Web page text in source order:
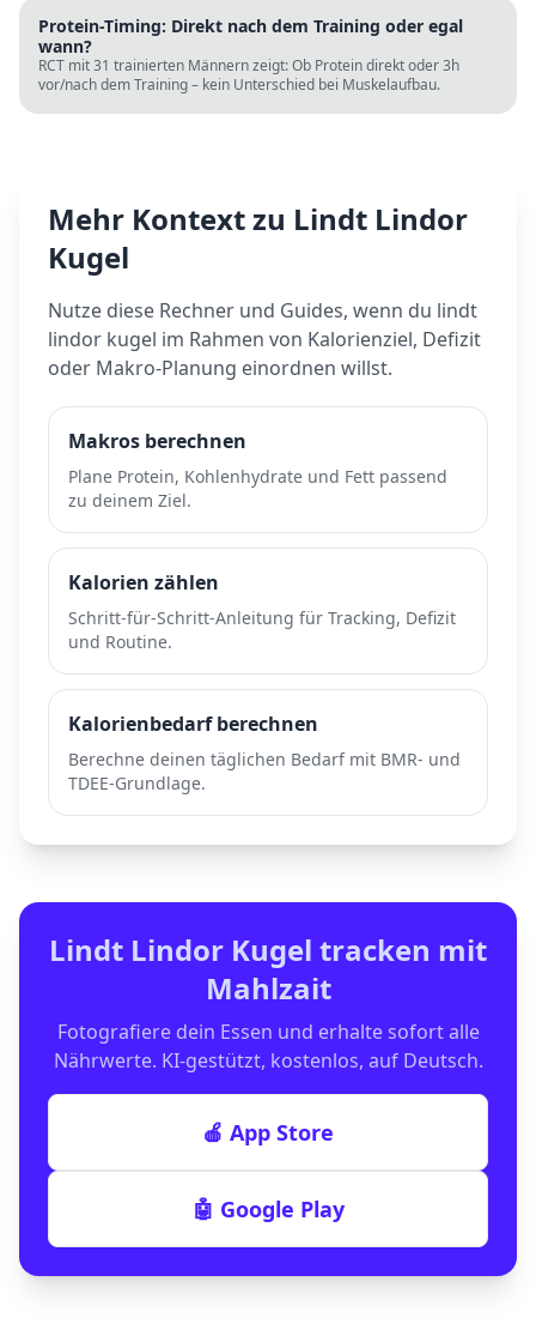
Protein-Timing: Direkt nach dem Training oder egal
wann?
RCT mit 31 trainierten Männern zeigt: Ob Protein direkt oder 3h
vor/nach dem Training – kein Unterschied bei Muskelaufbau.
Mehr Kontext zu Lindt Lindor
Kugel
Nutze diese Rechner und Guides, wenn du lindt
lindor kugel im Rahmen von Kalorienziel, Defizit
oder Makro-Planung einordnen willst.
Makros berechnen
Plane Protein, Kohlenhydrate und Fett passend
zu deinem Ziel.
Kalorien zählen
Schritt-für-Schritt-Anleitung für Tracking, Defizit
und Routine.
Kalorienbedarf berechnen
Berechne deinen täglichen Bedarf mit BMR- und
TDEE-Grundlage.
Lindt Lindor Kugel tracken mit
Mahlzait
Fotografiere dein Essen und erhalte sofort alle
Nährwerte. KI-gestützt, kostenlos, auf Deutsch.
🍎 App Store
🤖 Google Play